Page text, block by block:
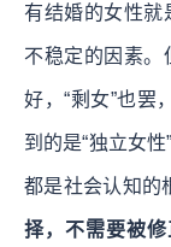
有结婚的女性就
不稳定的因素。
好，“剩女”也罢
到的是“独立女
都是社会认知的
择，不需要被